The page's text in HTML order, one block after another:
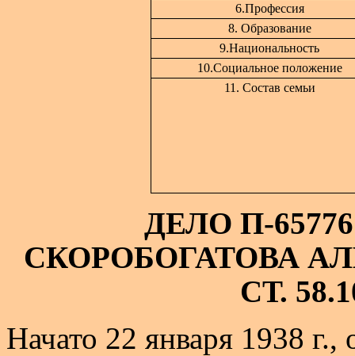
6.Профессия
8. Образование
9.Национальность
10.Социальное положение
11. Состав семьи
ДЕЛО П-
СКОРОБОГАТОВА
СТ.
Начато 22 января 1938 г.,